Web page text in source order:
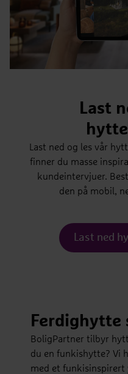
Last
Last ned og les vår
finner du masse
kundeintervjuer.
den på mobil,
Last ned
Ferdighytte
BoligPartner tilbyr
du en funkishytte? Vi
med et funkisinspirert